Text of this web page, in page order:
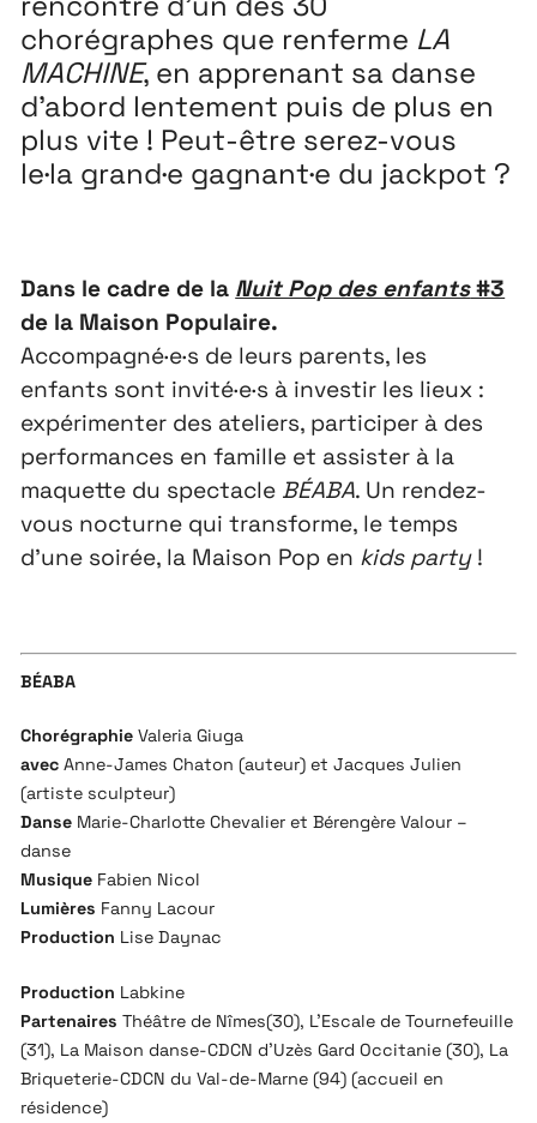
chorégraphes que renferme LA
MACHINE, en apprenant sa danse
d’abord lentement puis de plus en
plus vite ! Peut-être serez-vous
le·la grand·e gagnant·e du jackpot ?
Dans le cadre de la Nuit Pop des enfants#3
de la Maison Populaire.
Accompagné·e·s de leurs parents, les
enfants sont invité·e·s à investir les lieux :
expérimenter des ateliers, participer à des
performances en famille et assister à la
maquette du spectacle BÉABA. Un rendez-
vous nocturne qui transforme, le temps
d’une soirée, la Maison Pop en kids party!
BÉABA
Chorégraphie Valeria Giuga
avec Anne-James Chaton (auteur) et Jacques Julien
(artiste sculpteur)
Danse Marie-Charlotte Chevalier et Bérengère Valour –
danse
Musique Fabien Nicol
Lumières Fanny Lacour
Production Lise Daynac
Production Labkine
Partenaires Théâtre de Nîmes(30), L’Escale de Tournefeuille
(31), La Maison danse-CDCN d’Uzès Gard Occitanie (30), La
Briqueterie-CDCN du Val-de-Marne (94) (accueil en
résidence)